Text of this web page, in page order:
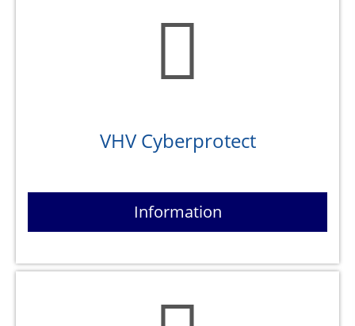
VHV Cyberprotect
Information